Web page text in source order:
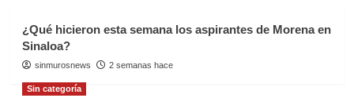
¿Qué hicieron esta semana los aspirantes de Morena en
Sinaloa?
sinmurosnews 2 semanas hace
Sin categoría